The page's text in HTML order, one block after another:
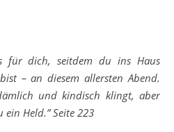
für dich, seitdem du ins Haus
– an diesem allersten Abend.
und kindisch klingt, aber
Held.” Seite 223